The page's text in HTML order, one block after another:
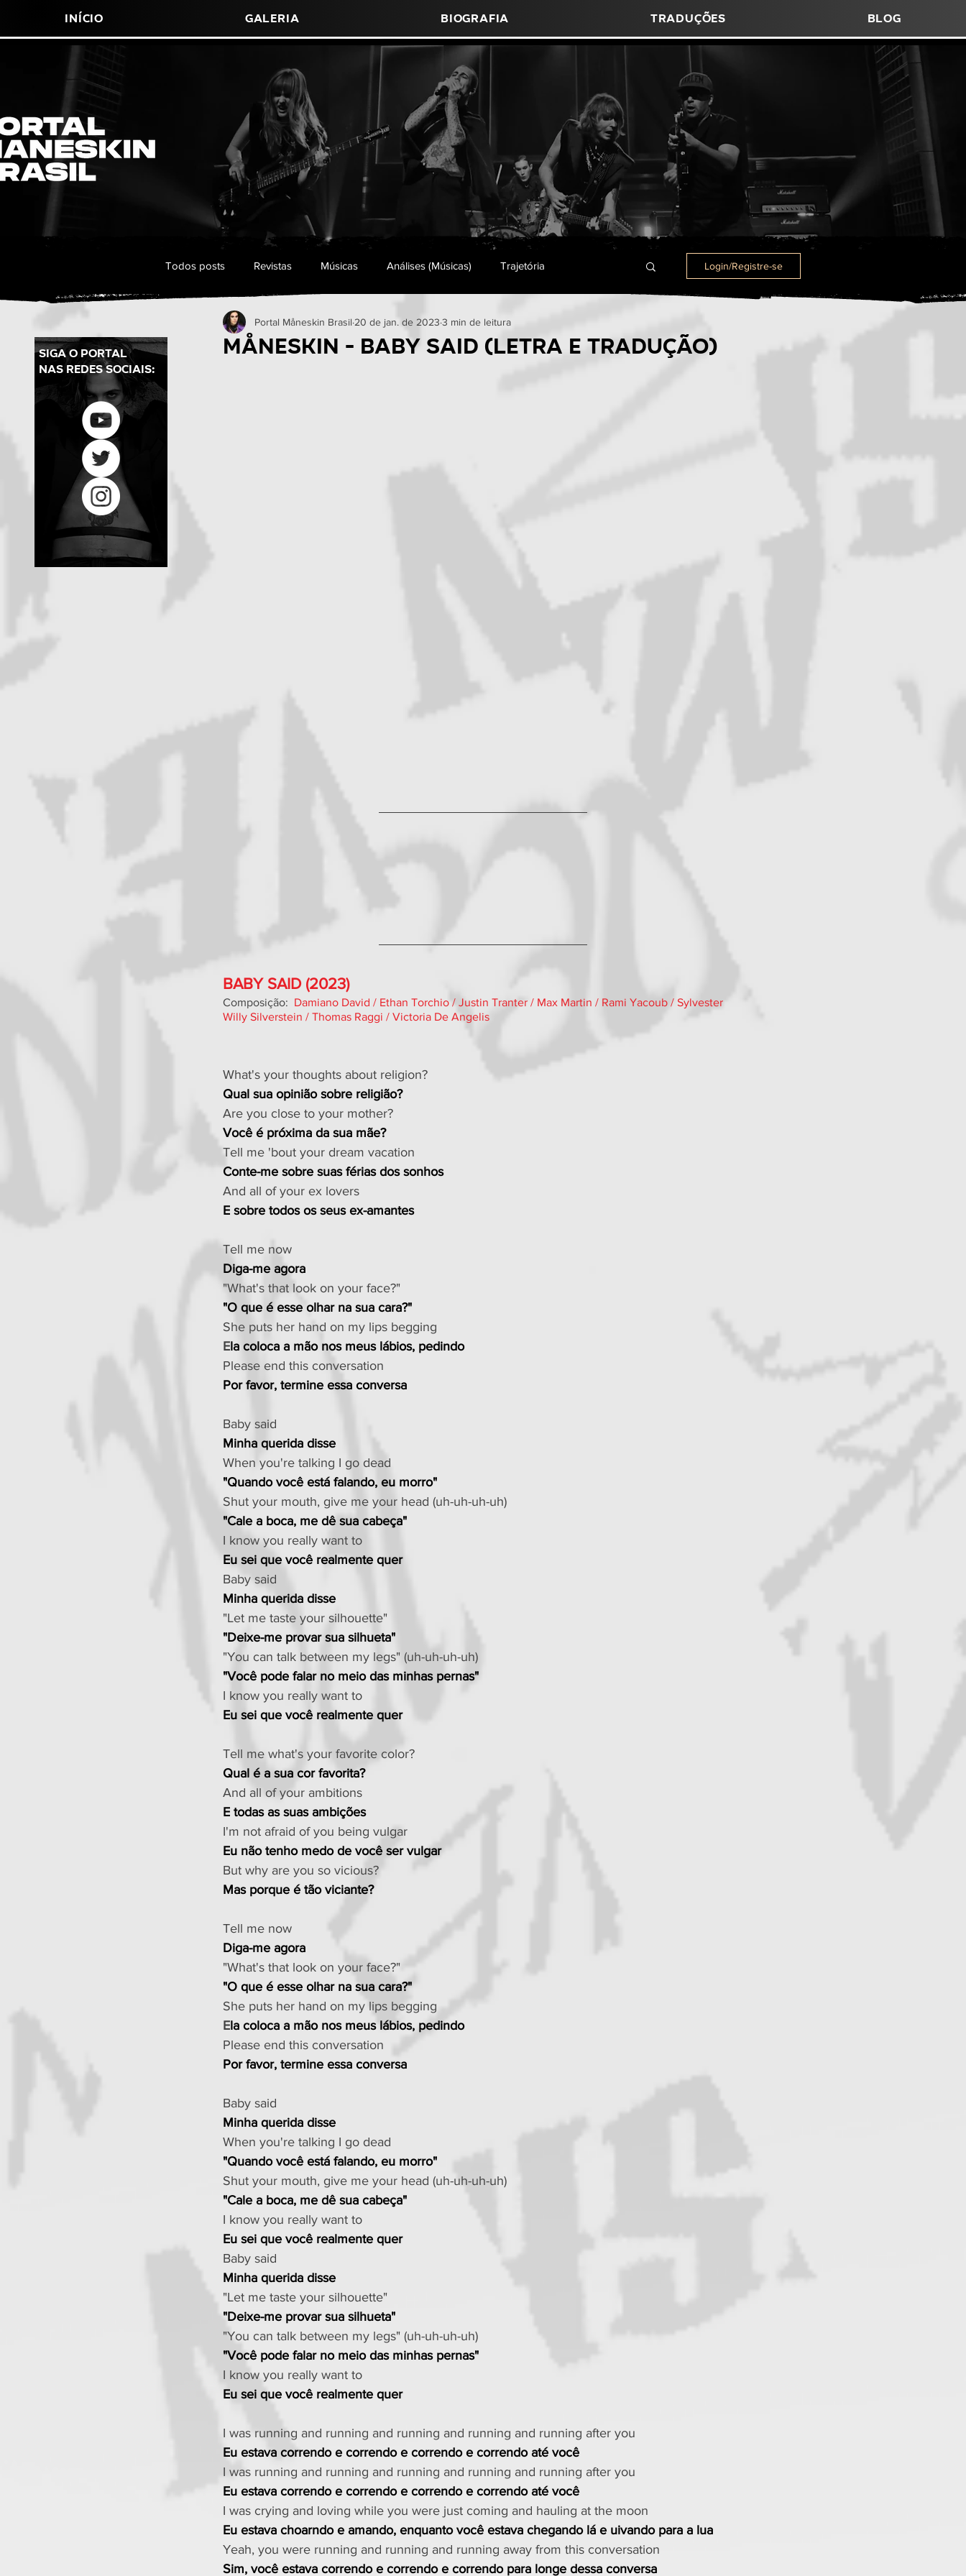
Início Galeria Biografia Traduções Blog
Siga o Portal
nas redes sociais:
Todos posts Revistas Músicas Análises (Músicas) Trajetória
Shows no Brasil Promoções Curiosidades Eventos
Login/Registre-se
Måneskin - BABY SAID (letra e tradução)
Portal Måneskin Brasil 20 de jan. de 2023 3 min de leitura
BABY SAID (2023)
Composição: Damiano David / Ethan Torchio / Justin Tranter / Max Martin / Rami Yacoub / Sylvester
Willy Silverstein / Thomas Raggi / Victoria De Angelis
What's your thoughts about religion?
Qual sua opinião sobre religião?
Are you close to your mother?
Você é próxima da sua mãe?
Tell me 'bout your dream vacation
Conte-me sobre suas férias dos sonhos
And all of your ex lovers
E sobre todos os seus ex-amantes
Tell me now
Diga-me agora
"What's that look on your face?"
"O que é esse olhar na sua cara?"
She puts her hand on my lips begging
Ela coloca a mão nos meus lábios, pedindo
Please end this conversation
Por favor, termine essa conversa
Baby said
Minha querida disse
When you're talking I go dead
"Quando você está falando, eu morro"
Shut your mouth, give me your head (uh-uh-uh-uh)
"Cale a boca, me dê sua cabeça"
I know you really want to
Eu sei que você realmente quer
Baby said
Minha querida disse
"Let me taste your silhouette"
"Deixe-me provar sua silhueta"
"You can talk between my legs" (uh-uh-uh-uh)
"Você pode falar no meio das minhas pernas"
I know you really want to
Eu sei que você realmente quer
Tell me what's your favorite color?
Qual é a sua cor favorita?
And all of your ambitions
E todas as suas ambições
I'm not afraid of you being vulgar
Eu não tenho medo de você ser vulgar
But why are you so vicious?
Mas porque é tão viciante?
Tell me now
Diga-me agora
"What's that look on your face?"
"O que é esse olhar na sua cara?"
She puts her hand on my lips begging
Ela coloca a mão nos meus lábios, pedindo
Please end this conversation
Por favor, termine essa conversa
Baby said
Minha querida disse
When you're talking I go dead
"Quando você está falando, eu morro"
Shut your mouth, give me your head (uh-uh-uh-uh)
"Cale a boca, me dê sua cabeça"
I know you really want to
Eu sei que você realmente quer
Baby said
Minha querida disse
"Let me taste your silhouette"
"Deixe-me provar sua silhueta"
"You can talk between my legs" (uh-uh-uh-uh)
"Você pode falar no meio das minhas pernas"
I know you really want to
Eu sei que você realmente quer
I was running and running and running and running and running after you
Eu estava correndo e correndo e correndo e correndo até você
I was running and running and running and running and running after you
Eu estava correndo e correndo e correndo e correndo até você
I was crying and loving while you were just coming and hauling at the moon
Eu estava choarndo e amando, enquanto você estava chegando lá e uivando para a lua
Yeah, you were running and running and running away from this conversation
Sim, você estava correndo e correndo e correndo para longe dessa conversa